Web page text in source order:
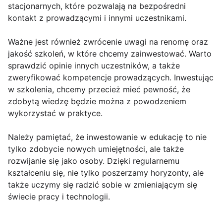
stacjonarnych, które pozwalają na bezpośredni
kontakt z prowadzącymi i innymi uczestnikami.
Ważne jest również zwrócenie uwagi na renomę oraz
jakość szkoleń, w które chcemy zainwestować. Warto
sprawdzić opinie innych uczestników, a także
zweryfikować kompetencje prowadzących. Inwestując
w szkolenia, chcemy przecież mieć pewność, że
zdobytą wiedzę będzie można z powodzeniem
wykorzystać w praktyce.
Należy pamiętać, że inwestowanie w edukację to nie
tylko zdobycie nowych umiejętności, ale także
rozwijanie się jako osoby. Dzięki regularnemu
kształceniu się, nie tylko poszerzamy horyzonty, ale
także uczymy się radzić sobie w zmieniającym się
świecie pracy i technologii.